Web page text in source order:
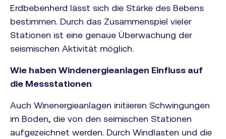
Erdbebenherd lässt sich die Stärke des Bebens
bestimmen. Durch das Zusammenspiel vieler
Stationen ist eine genaue Überwachung der
seismischen Aktivität möglich.
Wie haben Windenergieanlagen Einfluss auf
die Messstationen
Auch Winenergieanlagen initiieren Schwingungen
im Boden, die von den seimischen Stationen
aufgezeichnet werden. Durch Windlasten und die